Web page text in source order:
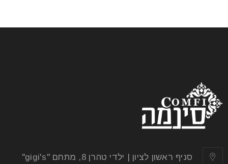
סניף ראשון לציון | ילדי טהרן 8, מתחם "gigi's"